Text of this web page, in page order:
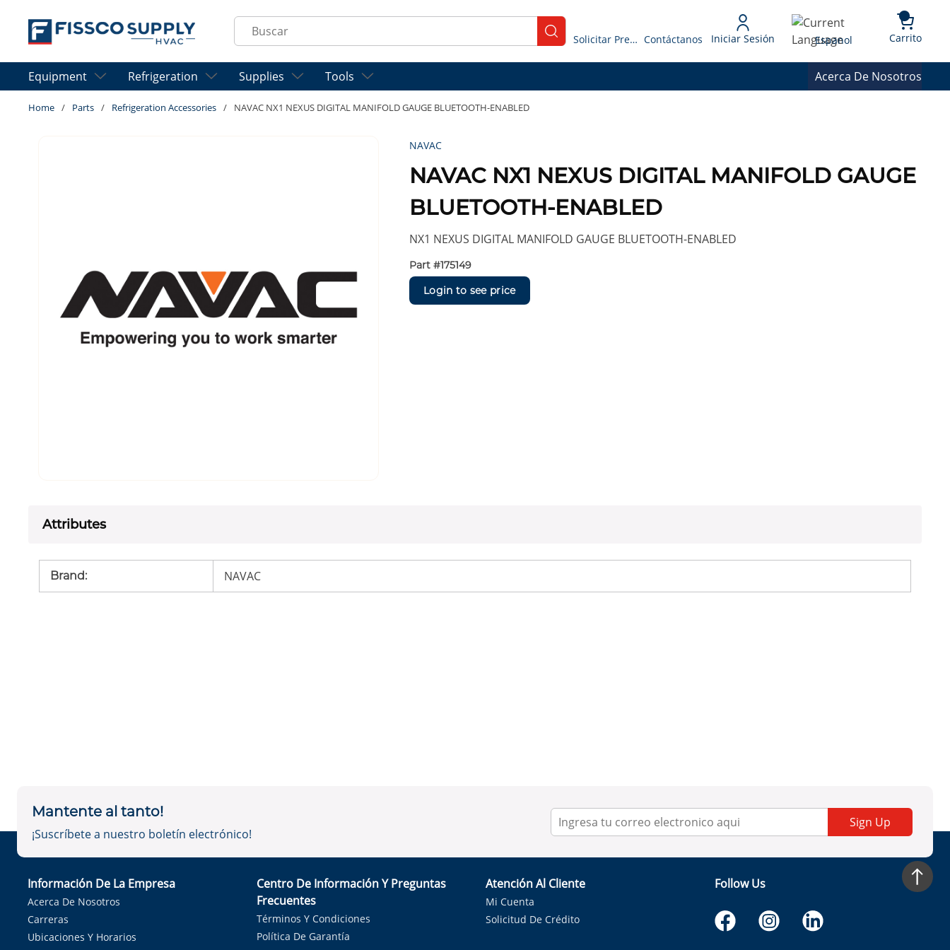
Skip to main content
Site Search
submit search
Solicitar Presupuesto Contáctanos Iniciar Sesión Language
Espanol Carrito{0}
Equipment Refrigeration Supplies Tools Acerca De Nosotros
Home / Parts / Refrigeration Accessories / NAVAC NX1 NEXUS DIGITAL MANIFOLD GAUGE BLUETOOTH-ENABLED
NAVAC
NAVAC NX1 NEXUS DIGITAL MANIFOLD GAUGE
BLUETOOTH-ENABLED
NX1 NEXUS DIGITAL MANIFOLD GAUGE BLUETOOTH-ENABLED
Part #175149
Login to see price
Attributes
Brand: NAVAC
Mantente al tanto!
¡Suscríbete a nuestro boletín electrónico!
Sign Up
Información De La Empresa
Acerca De Nosotros
Carreras
Ubicaciones Y Horarios
Centro De Información Y Preguntas
Frecuentes
Términos Y Condiciones
Política De Garantía
Atención Al Cliente
Mi Cuenta
Solicitud De Crédito
Follow Us